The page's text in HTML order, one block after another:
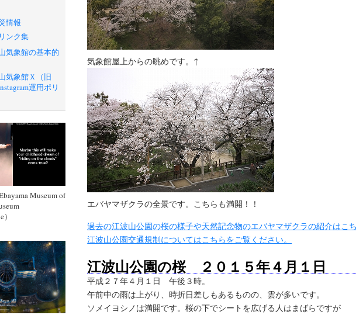
気象館屋上からの眺めです。↑
エバヤマザクラの全景です。こちらも満開！！
過去の江波山公園の桜の様子や天然記念物のエバヤマザクラの紹介はこ
江波山公園交通規制についてはこちらをご覧ください。
江波山公園の桜 ２０１５年４月１日
平成２７年４月１日 午後３時。
午前中の雨は上がり、時折日差しもあるものの、雲が多いです。
ソメイヨシノは満開です。桜の下でシートを広げる人はまばらですが
情報
ンク集
気象館の基本的
気象館Ｘ（旧
運用ポリ
Museum of